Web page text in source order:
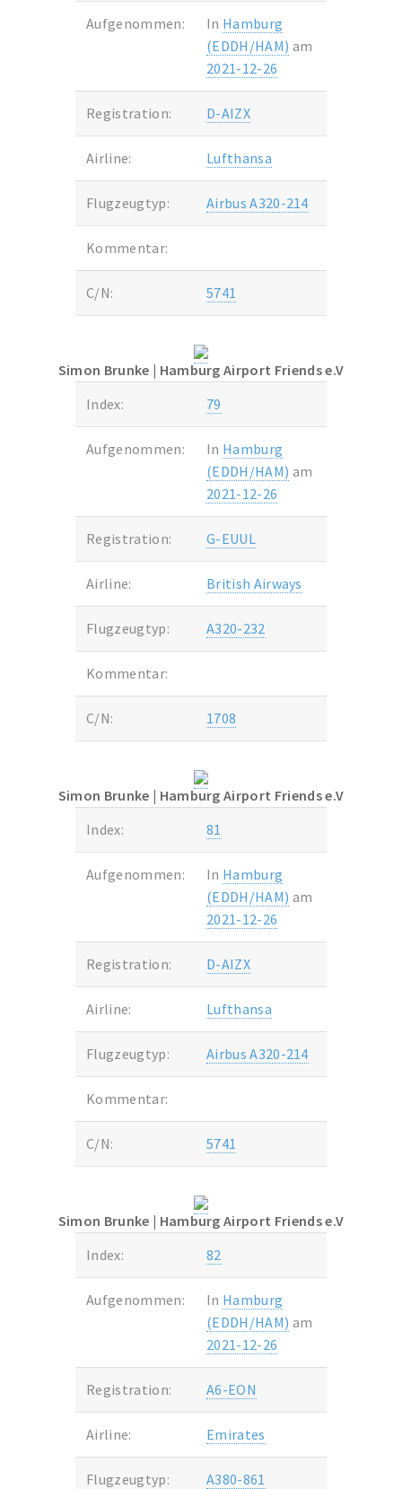
Aufgenommen: In Hamburg
(EDDH/HAM) am
2021-12-26
Registration: D-AIZX
Airline: Lufthansa
Flugzeugtyp: Airbus A320-214
Kommentar:
C/N: 5741
Simon Brunke | Hamburg Airport Friends e.V
Index:
79
Aufgenommen: In Hamburg
(EDDH/HAM) am
2021-12-26
Registration: G-EUUL
Airline: British Airways
Flugzeugtyp: A320-232
Kommentar:
C/N: 1708
Simon Brunke | Hamburg Airport Friends e.V
Index:
81
Aufgenommen: In Hamburg
(EDDH/HAM) am
2021-12-26
Registration: D-AIZX
Airline: Lufthansa
Flugzeugtyp: Airbus A320-214
Kommentar:
C/N: 5741
Simon Brunke | Hamburg Airport Friends e.V
Index:
82
Aufgenommen: In Hamburg
(EDDH/HAM) am
2021-12-26
Registration: A6-EON
Airline: Emirates
Flugzeugtyp: A380-861